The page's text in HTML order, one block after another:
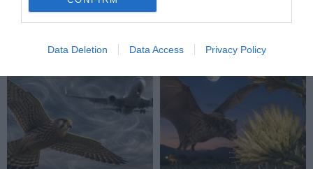
Data Deletion Data Access Privacy Policy
2026-07-27